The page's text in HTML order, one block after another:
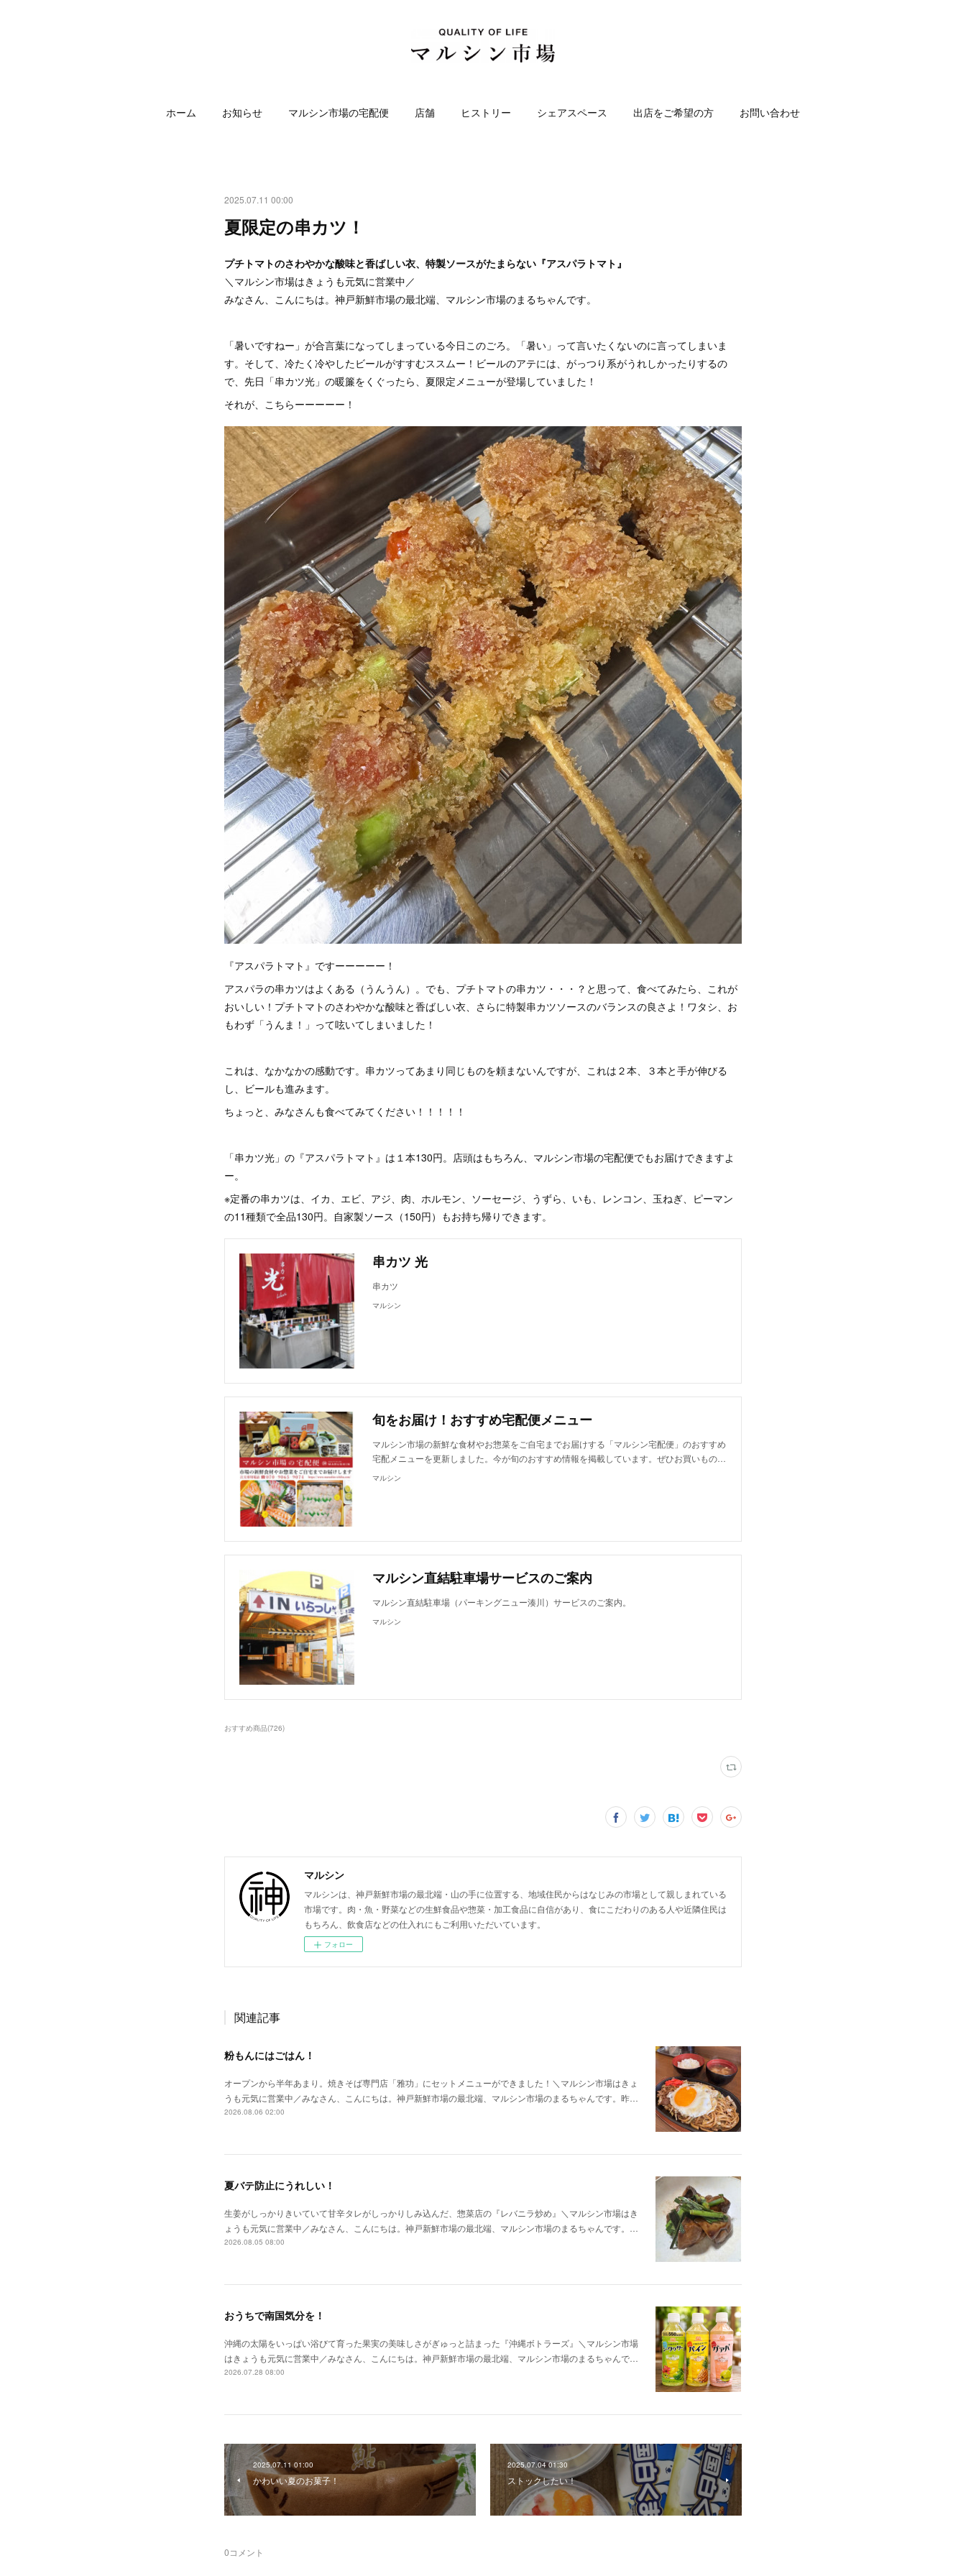
ホーム お知らせ マルシン市場の宅配便 店舗 ヒストリー シェアスペース 出店をご希望の方 お問い合わせ
2025.07.11 00:00
夏限定の串カツ！
プチトマトのさわやかな酸味と香ばしい衣、特製ソースがたまらない『アスパラトマト』
＼マルシン市場はきょうも元気に営業中／
みなさん、こんにちは。神戸新鮮市場の最北端、マルシン市場のまるちゃんです。
「暑いですねー」が合言葉になってしまっている今日このごろ。「暑い」って言いたくないのに言ってしまいま
す。そして、冷たく冷やしたビールがすすむススムー！ビールのアテには、がっつり系がうれしかったりするの
で、先日「串カツ光」の暖簾をくぐったら、夏限定メニューが登場していました！
それが、こちらーーーーー！
『アスパラトマト』ですーーーーー！
アスパラの串カツはよくある（うんうん）。でも、プチトマトの串カツ・・・？と思って、食べてみたら、これが
おいしい！プチトマトのさわやかな酸味と香ばしい衣、さらに特製串カツソースのバランスの良さよ！ワタシ、お
もわず「うんま！」って呟いてしまいました！
これは、なかなかの感動です。串カツってあまり同じものを頼まないんですが、これは２本、３本と手が伸びる
し、ビールも進みます。
ちょっと、みなさんも食べてみてください！！！！！
「串カツ光」の『アスパラトマト』は１本130円。店頭はもちろん、マルシン市場の宅配便でもお届けできますよ
ー。
※定番の串カツは、イカ、エビ、アジ、肉、ホルモン、ソーセージ、うずら、いも、レンコン、玉ねぎ、ピーマン
の11種類で全品130円。自家製ソース（150円）もお持ち帰りできます。
串カツ 光
串カツ
マルシン
旬をお届け！おすすめ宅配便メニュー
マルシン市場の新鮮な食材やお惣菜をご自宅までお届けする「マルシン宅配便」のおすすめ
宅配メニューを更新しました。今が旬のおすすめ情報を掲載しています。ぜひお買いもの…
マルシン
マルシン直結駐車場サービスのご案内
マルシン直結駐車場（パーキングニュー湊川）サービスのご案内。
マルシン
おすすめ商品(726)
マルシン
マルシンは、神戸新鮮市場の最北端・山の手に位置する、地域住民からはなじみの市場として親しまれている
市場です。肉・魚・野菜などの生鮮食品や惣菜・加工食品に自信があり、食にこだわりのある人や近隣住民は
もちろん、飲食店などの仕入れにもご利用いただいています。
フォロー
関連記事
粉もんにはごはん！
オープンから半年あまり。焼きそば専門店「雅功」にセットメニューができました！＼マルシン市場はきょ
うも元気に営業中／みなさん、こんにちは。神戸新鮮市場の最北端、マルシン市場のまるちゃんです。昨…
2026.08.06 02:00
夏バテ防止にうれしい！
生姜がしっかりきいていて甘辛タレがしっかりしみ込んだ、惣菜店の『レバニラ炒め』＼マルシン市場はき
ょうも元気に営業中／みなさん、こんにちは。神戸新鮮市場の最北端、マルシン市場のまるちゃんです。…
2026.08.05 08:00
おうちで南国気分を！
沖縄の太陽をいっぱい浴びて育った果実の美味しさがぎゅっと詰まった『沖縄ボトラーズ』＼マルシン市場
はきょうも元気に営業中／みなさん、こんにちは。神戸新鮮市場の最北端、マルシン市場のまるちゃんで…
2026.07.28 08:00
2025.07.11 01:00
かわいい夏のお菓子！
2025.07.04 01:30
ストックしたい！
0コメント